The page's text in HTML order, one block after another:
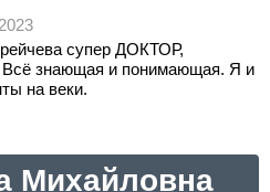
супер ДОКТОР,
Всё знающая и понимающая. Я и
на веки.
Михайловна